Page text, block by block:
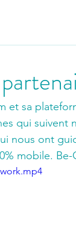
sa
qui suivent
nous ont
mobile.